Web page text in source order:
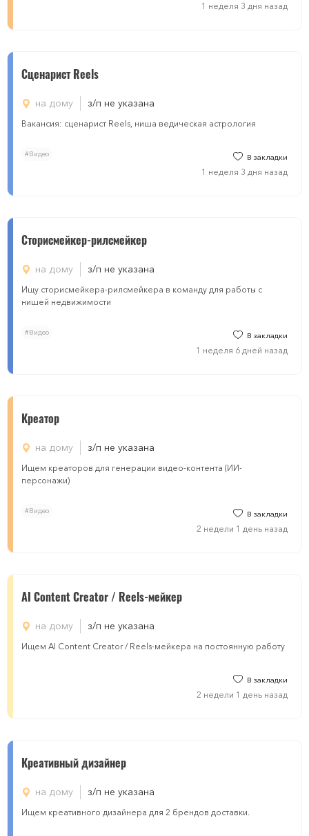
1 неделя 3 дня назад
Сценарист Reels
на дому з/п не указана
Вакансия: сценарист Reels, ниша ведическая астрология
#Видео В закладки
1 неделя 3 дня назад
Сторисмейкер-рилсмейкер
на дому з/п не указана
Ищу сторисмейкера-рилсмейкера в команду для работы с
нишей недвижимости
#Видео В закладки
1 неделя 6 дней назад
Креатор
на дому з/п не указана
Ищем креаторов для генерации видео-контента (ИИ-
персонажи)
#Видео В закладки
2 недели 1 день назад
AI Content Creator / Reels-мейкер
на дому з/п не указана
Ищем AI Content Creator / Reels-мейкера на постоянную работу
В закладки
2 недели 1 день назад
Креативный дизайнер
на дому з/п не указана
Ищем креативного дизайнера для 2 брендов доставки.